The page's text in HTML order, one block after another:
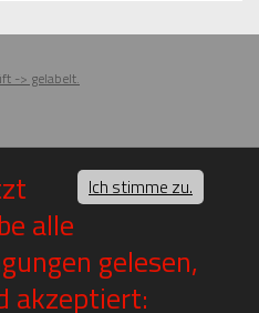
Ich stimme zu.
alle
gelesen,
akzeptiert:
-> gelabelt.